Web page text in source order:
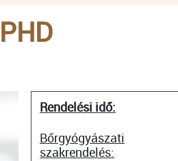
Rendelési idő:
Bőrgyógyászati
szakrendelés: